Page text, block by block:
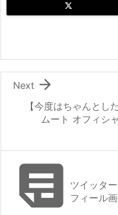
【今度はちゃんとし
ムート オフィシ

Next
ツイッタ
フィール